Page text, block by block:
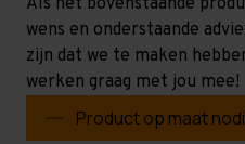
wens en onderstaande
zijn dat we te maken
werken graag met jou mee!
Product op maat